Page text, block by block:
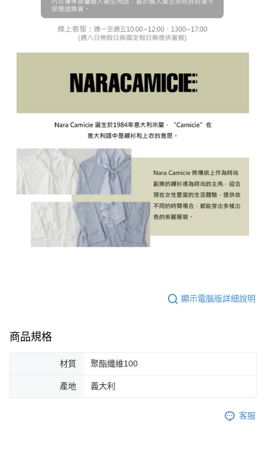
顯示電腦版詳細說明
商品規格
材質 聚酯纖維100
產地 義大利
客服